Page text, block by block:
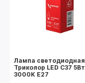
Лампа светодиодная
Триколор LED C37 5Вт
3000K E27